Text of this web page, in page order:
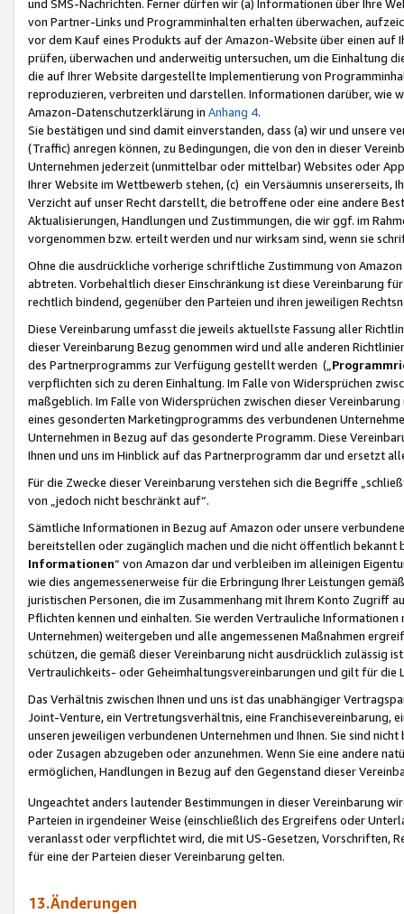
und SMS-Nachrichten. Ferner dürfen wir (a) Informationen über Ihre
von Partner-Links und Programminhalten erhalten überwachen,
vor dem Kauf eines Produkts auf der Amazon-Website über einen
prüfen, überwachen und anderweitig untersuchen, um die Einhaltung
die auf Ihrer Website dargestellte Implementierung von
reproduzieren, verbreiten und darstellen. Informationen darüber, wie
Amazon-Datenschutzerklärung in Anhang 4.
Sie bestätigen und sind damit einverstanden, dass (a) wir und
(Traffic) anregen können, zu Bedingungen, die von den in dieser
Unternehmen jederzeit (unmittelbar oder mittelbar) Websites oder
Ihrer Website im Wettbewerb stehen, (c) ein Versäumnis unsererseits,
Verzicht auf unser Recht darstellt, die betroffene oder eine andere
Aktualisierungen, Handlungen und Zustimmungen, die wir ggf. im
vorgenommen bzw. erteilt werden und nur wirksam sind, wenn sie
Ohne die ausdrückliche vorherige schriftliche Zustimmung von
abtreten. Vorbehaltlich dieser Einschränkung ist diese Vereinbarung
rechtlich bindend, gegenüber den Parteien und ihren jeweiligen
Diese Vereinbarung umfasst die jeweils aktuellste Fassung aller
dieser Vereinbarung Bezug genommen wird und alle anderen
des Partnerprogramms zur Verfügung gestellt werden („
verpflichten sich zu deren Einhaltung. Im Falle von Widersprüchen
maßgeblich. Im Falle von Widersprüchen zwischen dieser
eines gesonderten Marketingprogramms des verbundenen
Unternehmen in Bezug auf das gesonderte Programm. Diese
Ihnen und uns im Hinblick auf das Partnerprogramm dar und ersetzt
Für die Zwecke dieser Vereinbarung verstehen sich die Begriffe
von „jedoch nicht beschränkt auf“.
Sämtliche Informationen in Bezug auf Amazon oder unsere
bereitstellen oder zugänglich machen und die nicht öffentlich
Informationen“ von Amazon dar und verbleiben im alleinigen
wie dies angemessenerweise für die Erbringung Ihrer Leistungen
juristischen Personen, die im Zusammenhang mit Ihrem Konto
Pflichten kennen und einhalten. Sie werden Vertrauliche
Unternehmen) weitergeben und alle angemessenen Maßnahmen
schützen, die gemäß dieser Vereinbarung nicht ausdrücklich zulässig
Vertraulichkeits- oder Geheimhaltungsvereinbarungen und gilt für die
Das Verhältnis zwischen Ihnen und uns ist das unabhängiger
Joint-Venture, ein Vertretungsverhältnis, eine Franchisevereinbarung,
unseren jeweiligen verbundenen Unternehmen und Ihnen. Sie sind
oder Zusagen abzugeben oder anzunehmen. Wenn Sie eine andere
ermöglichen, Handlungen in Bezug auf den Gegenstand dieser
Ungeachtet anders lautender Bestimmungen in dieser Vereinbarung
Parteien in irgendeiner Weise (einschließlich des Ergreifens oder
veranlasst oder verpflichtet wird, die mit US-Gesetzen, Vorschriften,
für eine der Parteien dieser Vereinbarung gelten.
13.Änderungen